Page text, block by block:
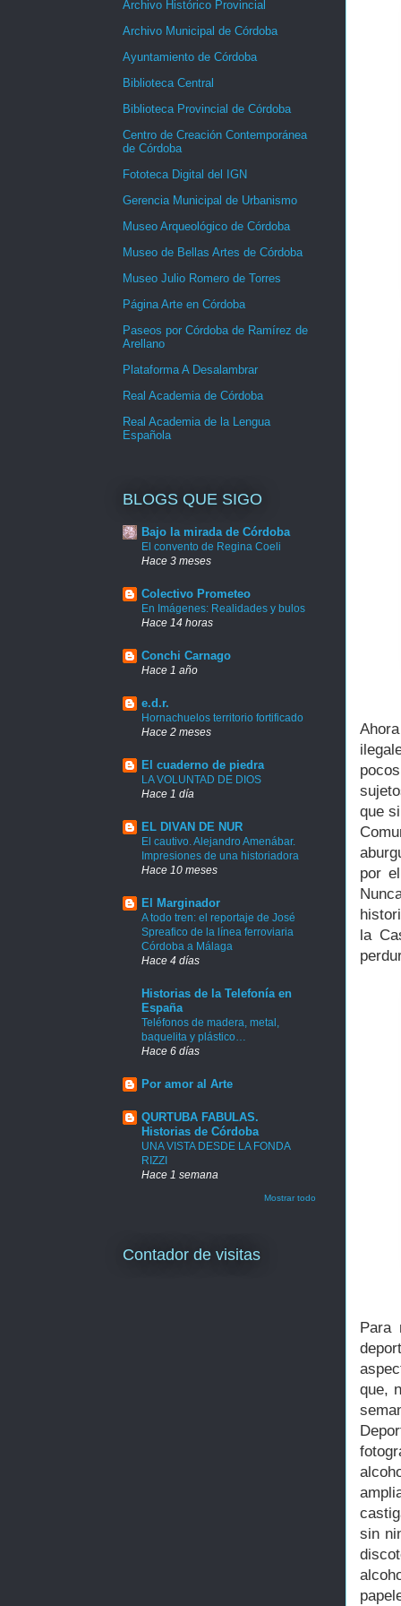
que
por
la
Para
que,
sin
Archivo Histórico Provincial
Archivo Municipal de Córdoba
Ayuntamiento de Córdoba
Biblioteca Central
Biblioteca Provincial de Córdoba
Centro de Creación Contemporánea
de Córdoba
Fototeca Digital del IGN
Gerencia Municipal de Urbanismo
Museo Arqueológico de Córdoba
Museo de Bellas Artes de Córdoba
Museo Julio Romero de Torres
Página Arte en Córdoba
Paseos por Córdoba de Ramírez de
Arellano
Plataforma A Desalambrar
Real Academia de Córdoba
Real Academia de la Lengua
Española
BLOGS QUE SIGO
Bajo la mirada de Córdoba
El convento de Regina Coeli
Hace 3 meses
Colectivo Prometeo
En Imágenes: Realidades y bulos
Hace 14 horas
Conchi Carnago
Hace 1 año
e.d.r.
Hornachuelos territorio fortificado
Hace 2 meses
El cuaderno de piedra
LA VOLUNTAD DE DIOS
Hace 1 día
EL DIVAN DE NUR
El cautivo. Alejandro Amenábar.
Impresiones de una historiadora
Hace 10 meses
El Marginador
A todo tren: el reportaje de José
Spreafico de la línea ferroviaria
Córdoba a Málaga
Hace 4 días
Historias de la Telefonía en
España
Teléfonos de madera, metal,
baquelita y plástico…
Hace 6 días
Por amor al Arte
QURTUBA FABULAS.
Historias de Córdoba
UNA VISTA DESDE LA FONDA
RIZZI
Hace 1 semana
Mostrar todo
Contador de visitas